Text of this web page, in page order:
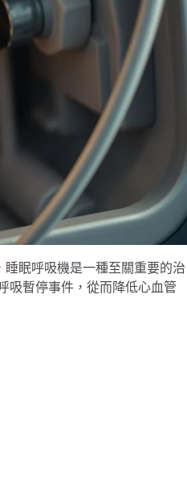
眠呼吸機是一種至關重要的治
吸暫停事件，從而降低心血管